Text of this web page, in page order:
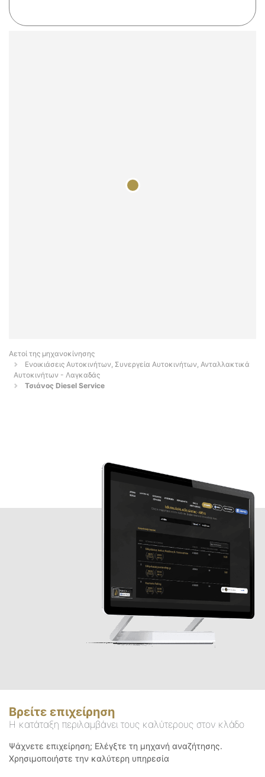
Αετοί της μηχανοκίνησης
Ενοικιάσεις Αυτοκινήτων, Συνεργεία Αυτοκινήτων, Ανταλλακτικά
Αυτοκινήτων - Λαγκαδάς
Τσιάνος Diesel Service
Βρείτε επιχείρηση
Η κατάταξη περιλαμβάνει τους καλύτερους στον κλάδο
Ψάχνετε επιχείρηση; Ελέγξτε τη μηχανή αναζήτησης.
Χρησιμοποιήστε την καλύτερη υπηρεσία